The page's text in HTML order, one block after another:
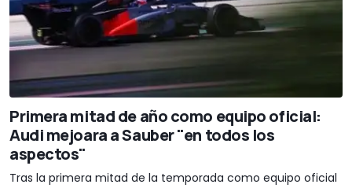
Primera mitad de año como equipo oficial:
Audi mejoara a Sauber "en todos los
aspectos"
Tras la primera mitad de la temporada como equipo oficial